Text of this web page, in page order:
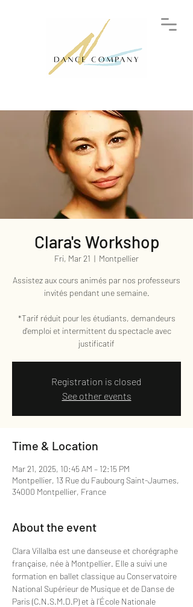
Clara's Workshop
Fri, Mar 21
  |
Montpellier
Assistez aux cours animés par nos professeurs
invités pendant une semaine.
*Tarif réduit pour les étudiants, demandeurs
d'emploi et intermittent du spectacle avec
justificatif
Registration is closed
See other events
Time & Location
Mar 21, 2025, 10:45 AM – 12:15 PM
Montpellier, 13 Rue du Faubourg Saint-Jaumes,
34000 Montpellier, France
About the event
Clara Villalba est une danseuse et chorégraphe
française, née à Montpellier. Elle a suivi une
formation en ballet classique au Conservatoire
National Supérieur de Musique et de Danse de
Paris (C.N.S.M.D.P) et à l’École Nationale